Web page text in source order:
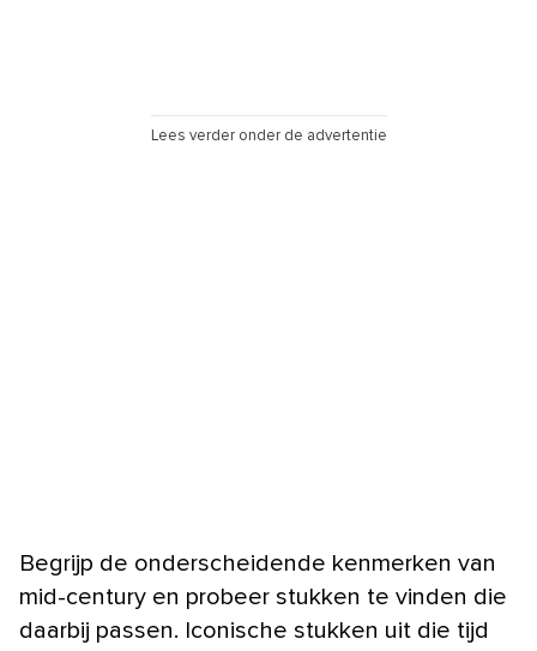
Lees verder onder de advertentie
Begrijp de onderscheidende kenmerken van
mid-century en probeer stukken te vinden die
daarbij passen. Iconische stukken uit die tijd